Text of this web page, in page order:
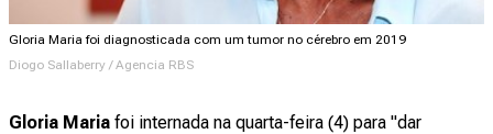
Gloria Maria foi diagnosticada com um tumor no cérebro em 2019
Diogo Sallaberry / Agencia RBS
Gloria Maria foi internada na quarta-feira (4) para "dar